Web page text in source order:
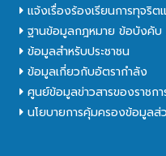
แจ้งเรื่องร้องเรียนการทุจริ
ฐานข้อมูลกฎหมาย ข้อบังคับ
ข้อมูลสำหรับประชาชน
ข้อมูลเกี่ยวกับอัตรากำลัง
ศูนย์ข้อมูลข่าวสารของราช
นโยบายการคุ้มครองข้อมูล